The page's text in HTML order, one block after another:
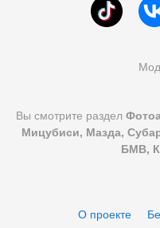
Вы смотрите раздел
Мицубиси, Мазда,
БМВ,
О проекте